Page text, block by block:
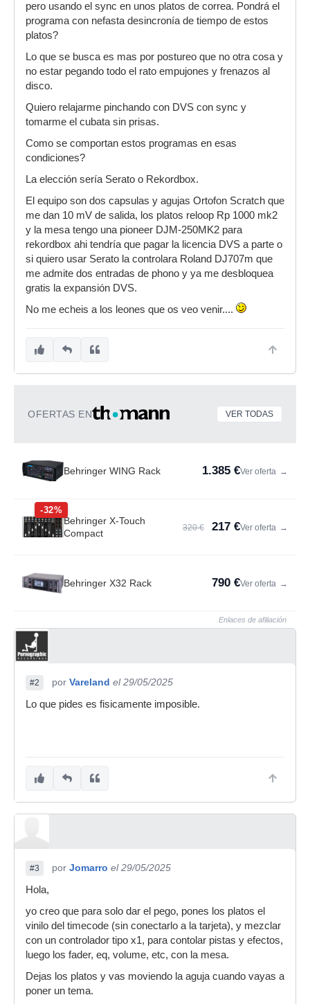
pero usando el sync en unos platos de correa. Pondrá el
programa con nefasta desincronía de tiempo de estos
platos?
Lo que se busca es mas por postureo que no otra cosa y
no estar pegando todo el rato empujones y frenazos al
disco.
Quiero relajarme pinchando con DVS con sync y
tomarme el cubata sin prisas.
Como se comportan estos programas en esas
condiciones?
La elección sería Serato o Rekordbox.
El equipo son dos capsulas y agujas Ortofon Scratch que
me dan 10 mV de salida, los platos reloop Rp 1000 mk2
y la mesa tengo una pioneer DJM-250MK2 para
rekordbox ahi tendría que pagar la licencia DVS a parte o
si quiero usar Serato la controlara Roland DJ707m que
me admite dos entradas de phono y ya me desbloquea
gratis la expansión DVS.
No me echeis a los leones que os veo venir....
OFERTAS EN VER TODAS
Behringer WING Rack 1.385 €Ver oferta →
-32%
Behringer X-Touch
Compact
320 € 217 €Ver oferta →
Behringer X32 Rack 790 €Ver oferta →
Enlaces de afiliación
#2 por Vareland el 29/05/2025
Lo que pides es fisicamente imposible.
#3 por Jomarro el 29/05/2025
Hola,
yo creo que para solo dar el pego, pones los platos el
vinilo del timecode (sin conectarlo a la tarjeta), y mezclar
con un controlador tipo x1, para contolar pistas y efectos,
luego los fader, eq, volume, etc, con la mesa.
Dejas los platos y vas moviendo la aguja cuando vayas a
poner un tema.